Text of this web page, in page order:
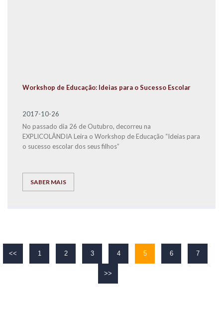
Workshop de Educação: Ideias para o Sucesso Escolar
2017-10-26
No passado dia 26 de Outubro, decorreu na
EXPLICOLÂNDIA Leira o Workshop de Educação “Ideias para
o sucesso escolar dos seus filhos”
SABER MAIS
<< 1 2 3 4 5 6 7
>>